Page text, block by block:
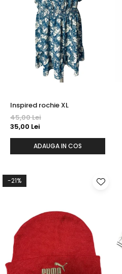
Inspired rochie XL
45,00 Lei
35,00 Lei
ADAUGA IN COS
-21%